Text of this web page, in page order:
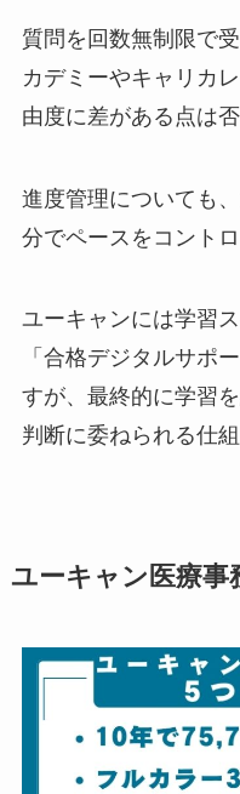
質問を回数無制限で
カデミーやキャリカ
由度に差がある点は否
進度管理についても
分でペースをコント
ユーキャンには学習
「合格デジタルサポ
すが、最終的に学習
判断に委ねられる仕組
ユーキャン医療事